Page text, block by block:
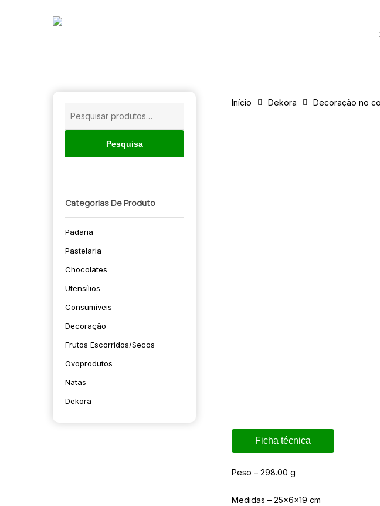
🔍
Pesquisa
Categorias De Produto
Padaria
Pastelaria
Chocolates
Utensílios
Consumíveis
Decoração
Frutos Escorridos/secos
Ovoprodutos
Natas
Dekora
Início Dekora Decoração no
Ficha técnica
Peso – 298.00 g
Medidas – 25x6x19 cm